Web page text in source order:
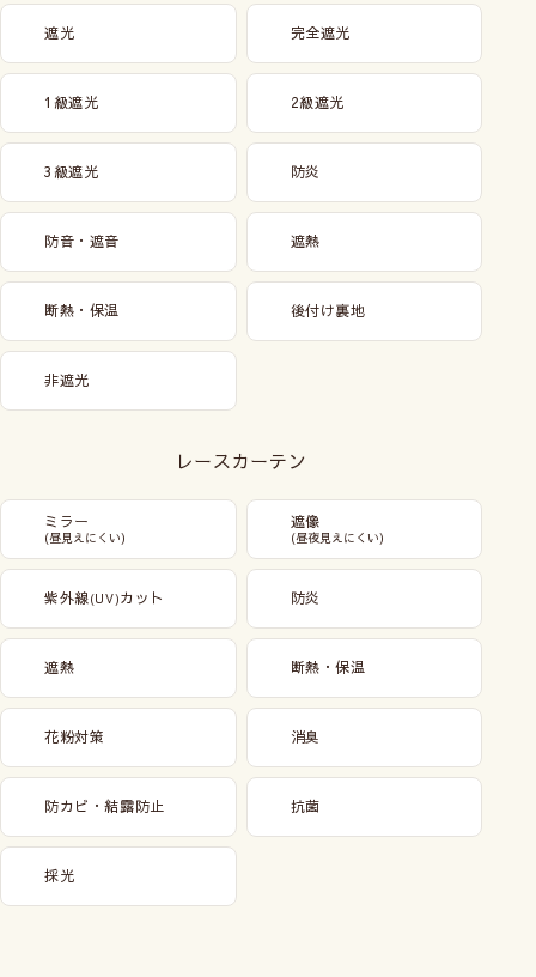
遮光 完全遮光
1級遮光 2級遮光
3級遮光 防炎
防音・遮音 遮熱
断熱・保温 後付け裏地
非遮光
レースカーテン
ミラー
(昼見えにくい)
遮像
(昼夜見えにくい)
紫外線(UV)カット 防炎
遮熱 断熱・保温
花粉対策 消臭
防カビ・結露防止 抗菌
採光